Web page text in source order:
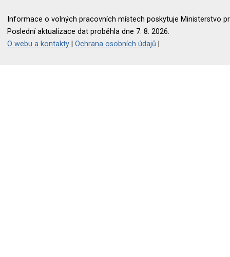
Informace o volných pracovních místech poskytuje Ministerstvo
Poslední aktualizace dat proběhla dne 7. 8. 2026.
O webu a kontakty |Ochrana osobních údajů